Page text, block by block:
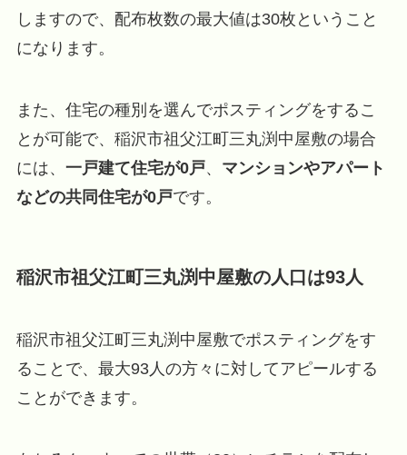
しますので、配布枚数の最大値は30枚ということ
になります。
また、住宅の種別を選んでポスティングをするこ
とが可能で、稲沢市祖父江町三丸渕中屋敷の場合
には、 一戸建て住宅が0戸、 マンションやアパート
などの共同住宅が0戸です。
稲沢市祖父江町三丸渕中屋敷の人口は93人
稲沢市祖父江町三丸渕中屋敷でポスティングをす
ることで、最大93人の方々に対してアピールする
ことができます。